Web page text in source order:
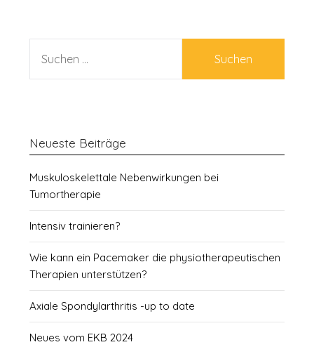
NACH:
Neueste Beiträge
Muskuloskelettale Nebenwirkungen bei
Tumortherapie
Intensiv trainieren?
Wie kann ein Pacemaker die physiotherapeutischen
Therapien unterstützen?
Axiale Spondylarthritis -up to date
Neues vom EKB 2024